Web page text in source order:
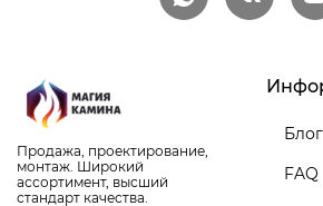
Продажа, проектирование,
монтаж. Широкий
ассортимент, высший
стандарт качества.
Блог
FAQ